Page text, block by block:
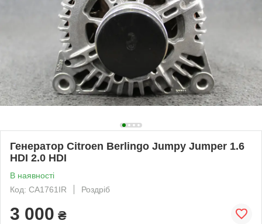
Генератор Citroen Berlingo Jumpy Jumper 1.6
HDI 2.0 HDI
В наявності
Код: CA1761IR
Роздріб
3 000 ₴